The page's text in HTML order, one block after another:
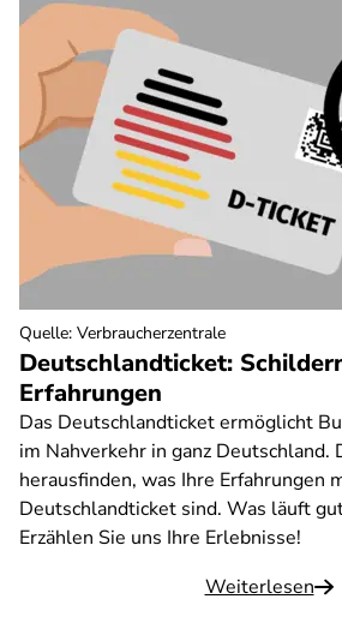
Deutschlandticket:
Erfahrungen
Das Deutschlandticket ermöglicht
im Nahverkehr in ganz Deutschland.
herausfinden, was Ihre Erfahrungen
Deutschlandticket sind. Was läuft
Erzählen Sie uns Ihre Erlebnisse!
Weiterlesen
Quelle: Verbraucherzentrale